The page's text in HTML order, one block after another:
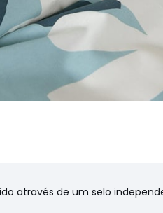
através de um selo